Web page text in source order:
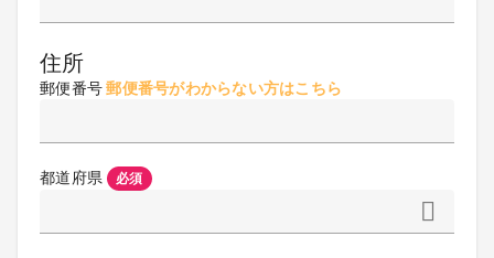
住所
郵便番号郵便番号がわからない方はこちら
都道府県 必須